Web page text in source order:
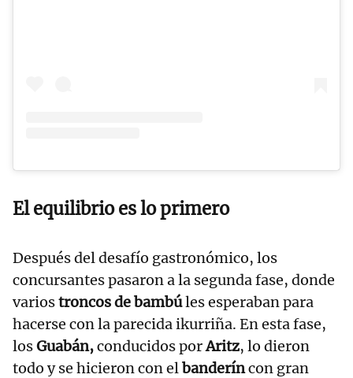
El equilibrio es lo primero
Después del desafío gastronómico, los
concursantes pasaron a la segunda fase, donde
variostroncos de bambúles esperaban para
hacerse con la parecida ikurriña. En esta fase,
losGuabán,conducidos porAritz, lo dieron
todo y se hicieron con elbanderíncon gran